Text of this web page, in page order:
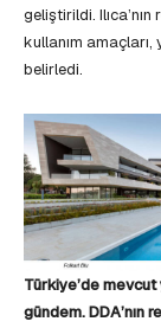
geliştirildi.
kullanım
belirledi.
Türkiye’de
gündem.